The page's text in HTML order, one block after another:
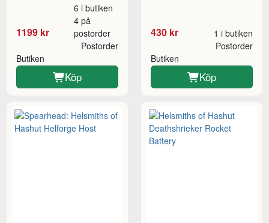
1199 kr
6 i butiken
4 på
postorder
Butiken
Postorder
Köp
430 kr 1 i butiken
Butiken
Postorder
Köp